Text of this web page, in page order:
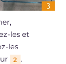
les et
les
2 .